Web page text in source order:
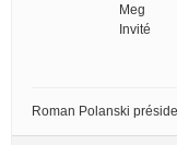
Meg
Invité
Roman Polanski